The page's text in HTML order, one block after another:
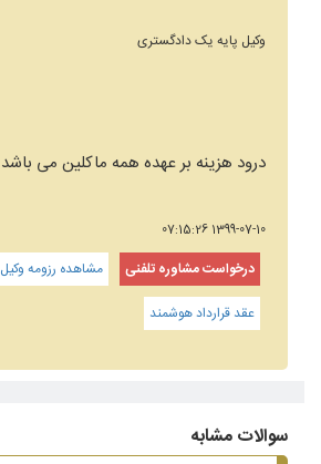
وکیل پایه یک دادگستری
درود هزینه بر عهده همه ماکلین می باشد
1399-07-10 07:15:26
درخواست مشاوره تلفنی
مشاهده رزومه وکیل
عقد قرارداد هوشمند
سوالات مشابه